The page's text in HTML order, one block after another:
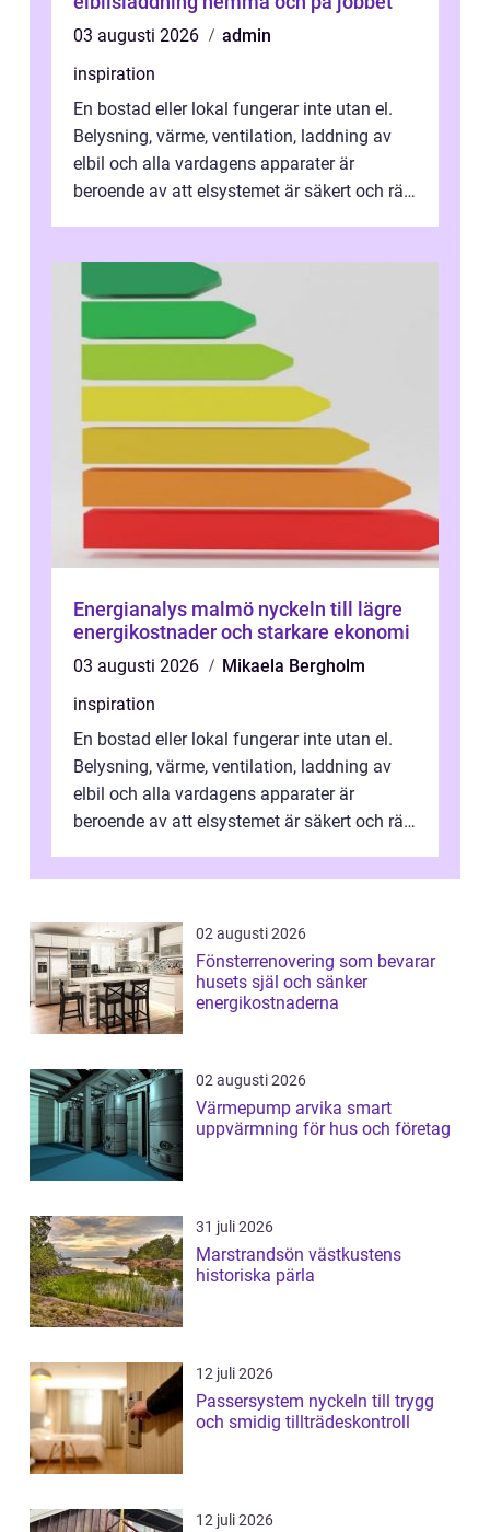
03 augusti 2026
admin
inspiration
En bostad eller lokal fungerar inte utan el.
Belysning, värme, ventilation, laddning av
elbil och alla vardagens apparater är
beroende av att elsystemet är säkert och rätt
Energianalys malmö nyckeln till lägre
energikostnader och starkare ekonomi
03 augusti 2026
Mikaela Bergholm
inspiration
En bostad eller lokal fungerar inte utan el.
Belysning, värme, ventilation, laddning av
elbil och alla vardagens apparater är
beroende av att elsystemet är säkert och rätt
02 augusti 2026
Fönsterrenovering som bevarar
husets själ och sänker
energikostnaderna
02 augusti 2026
Värmepump arvika smart
uppvärmning för hus och företag
31 juli 2026
Marstrandsön västkustens
historiska pärla
12 juli 2026
Passersystem nyckeln till trygg
och smidig tillträdeskontroll
12 juli 2026